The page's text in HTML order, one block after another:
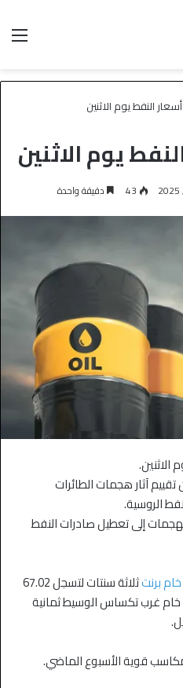
النفط يوم الاثنين
يوم الاثنين
43 دقيقة واحدة
الاثنين.
آثار هجمات الطائرات
الروسية.
إلى تعطيل صادرات النفط
خام برنت
ثلاثة سنتات لتسجل 67.02
خام غرب تكساس الوسيط ثمانية
قوية الأسبوع الماضي.